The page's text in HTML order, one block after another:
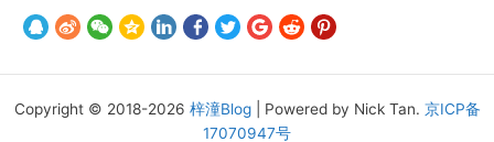
Copyright © 2018-2026 梓潼Blog| Powered by Nick Tan. 京ICP备
17070947号